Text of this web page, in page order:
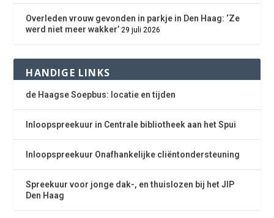
Overleden vrouw gevonden in parkje in Den Haag: ‘Ze
werd niet meer wakker’ 29 juli 2026
HANDIGE LINKS
de Haagse Soepbus: locatie en tijden
Inloopspreekuur in Centrale bibliotheek aan het Spui
Inloopspreekuur Onafhankelijke cliëntondersteuning
Spreekuur voor jonge dak-, en thuislozen bij het JIP
Den Haag